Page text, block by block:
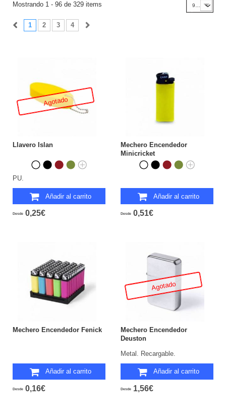
Mostrando 1 - 96 de 329 items
1 2 3 4
Agotado
Llavero Islan
PU.
Añadir al carrito
Desde 0,25€
Mechero Encendedor
Minicricket
Añadir al carrito
Desde 0,51€
Mechero Encendedor Fenick
Añadir al carrito
Desde 0,16€
Agotado
Mechero Encendedor
Deuston
Metal. Recargable.
Añadir al carrito
Desde 1,56€